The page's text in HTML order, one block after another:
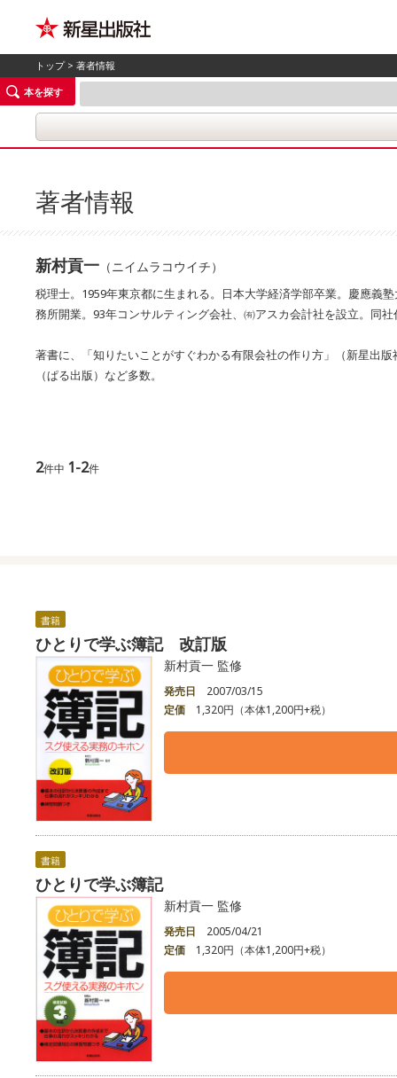
トップ> 著者情報
本を探す
著者情報
新村貢一 （ニイムラコウイチ）
税理士。1959年東京都に生まれる。日本大学経済学部卒業。慶應義
務所開業。93年コンサルティング会社、㈲アスカ会計社を設立。同社
著書に、「知りたいことがすぐわかる有限会社の作り方」（新星出
（ぱる出版）など多数。
2件中 1-2件
書籍
ひとりで学ぶ簿記 改訂版
新村貢一 監修
発売日
2007/03/15
定価
1,320円（本体1,200円+税）
書籍
ひとりで学ぶ簿記
新村貢一 監修
発売日
2005/04/21
定価
1,320円（本体1,200円+税）